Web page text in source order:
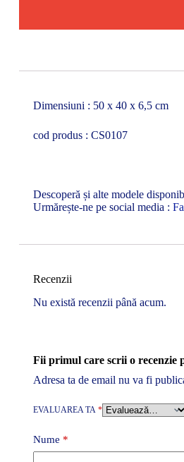
Dimensiuni : 50 x 40 x 6,5 cm
cod produs : CS0107
Descoperă și alte modele
Urmărește-ne pe social media :
Recenzii
Nu există recenzii până acum.
Fii primul care scrii o recenzie
Adresa ta de email nu va fi
EVALUAREA TA *
Nume *